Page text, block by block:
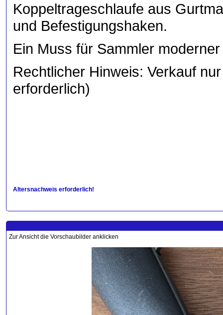
Koppeltrageschlaufe aus
und Befestigungshaken.
Ein Muss für Sammler
Rechtlicher Hinweis: Verkauf
erforderlich)
Altersnachweis erforderlich!
Zur Ansicht die Vorschaubilder anklicken